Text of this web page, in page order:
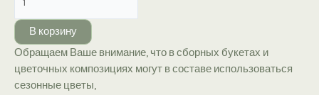
товара
Букет
«208»
В корзину
Обращаем Ваше внимание, что в сборных букетах и
цветочных композициях могут в составе использоваться
сезонные цветы,